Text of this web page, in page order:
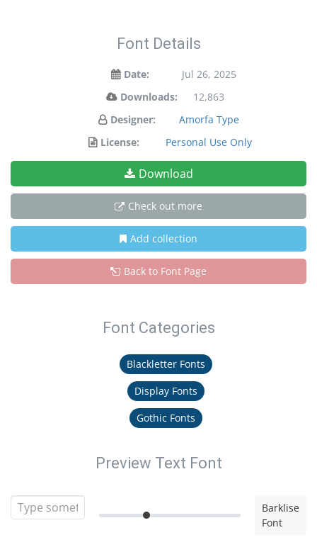
Font Details
Date:
Jul 26, 2025
Downloads:
12,863
Designer:
Amorfa Type
License:
Personal Use Only
Download
Check out more
Add collection
Back to Font Page
Font Categories
Blackletter Fonts
Display Fonts
Gothic Fonts
Preview Text Font
Barklise
Font